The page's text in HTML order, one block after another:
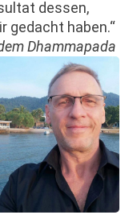
dessen,
gedacht haben.“
Dhammapada